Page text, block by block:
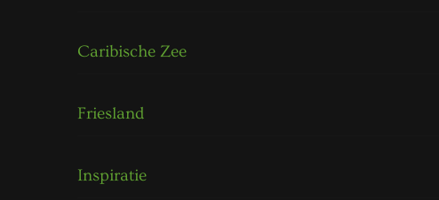
Caribische Zee
Friesland
Inspiratie